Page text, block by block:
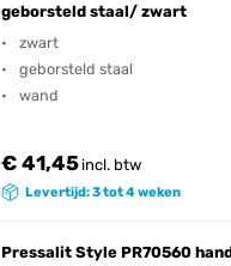
geborsteld staal/ zwart
zwart
geborsteld staal
wand
€ 41,45incl. btw
Levertijd: 3 tot 4 weken
Pressalit Style PR70560